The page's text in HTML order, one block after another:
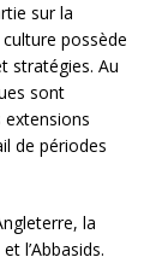
sur la
possède
stratégies. Au
sont
extensions
de périodes
la
l’Abbasids.